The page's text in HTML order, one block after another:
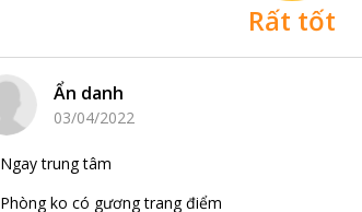
Rất tốt
Ẩn danh
03/04/2022
Ngay trung tâm
Phòng ko có gương trang điểm